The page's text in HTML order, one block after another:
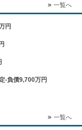
一覧へ
円
-負債9,700万円
一覧へ